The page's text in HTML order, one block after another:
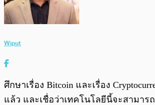
Wiput
ศึกษาเรื่อง Bitcoin และเรื่อง
แล้ว และเชื่อว่าเทคโนโลยีนี้จะสามาร